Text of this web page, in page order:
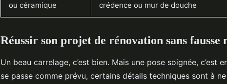
ou céramique
crédence ou mur de douche
Réussir son projet de rénovation sans fausse
Un beau carrelage, c’est bien. Mais une pose soignée, c’est
se passe comme prévu, certains détails techniques sont à